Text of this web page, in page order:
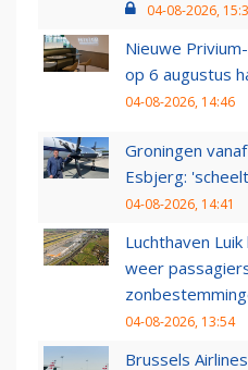
04-08-2026,
Nieuwe
op 6 augustus
04-08-2026, 14:46
Groningen
Esbjerg:
04-08-2026, 14:41
Luchthaven
weer
04-08-2026, 13:54
Brussels